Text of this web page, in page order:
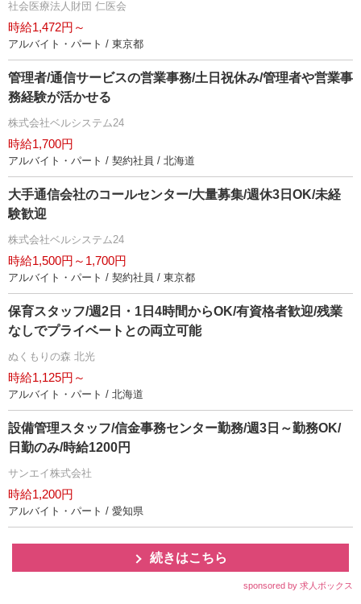
社会医療法人財団 仁医会
時給1,472円～
アルバイト・パート / 東京都
管理者/通信サービスの営業事務/土日祝休み/管理者や営業事
務経験が活かせる
株式会社ベルシステム24
時給1,700円
アルバイト・パート / 契約社員 / 北海道
大手通信会社のコールセンター/大量募集/週休3日OK/未経
験歓迎
株式会社ベルシステム24
時給1,500円～1,700円
アルバイト・パート / 契約社員 / 東京都
保育スタッフ/週2日・1日4時間からOK/有資格者歓迎/残業
なしでプライベートとの両立可能
ぬくもりの森 北光
時給1,125円～
アルバイト・パート / 北海道
設備管理スタッフ/信金事務センター勤務/週3日～勤務OK/
日勤のみ/時給1200円
サンエイ株式会社
時給1,200円
アルバイト・パート / 愛知県
続きはこちら
sponsored by 求人ボックス